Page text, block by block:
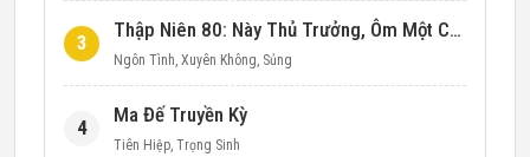
3
Thập Niên 80: Này Thủ Trưởng, Ôm Một Cái Đi!
Ngôn Tình, Xuyên Không, Sủng
4
Ma Đế Truyền Kỳ
Tiên Hiệp, Trọng Sinh